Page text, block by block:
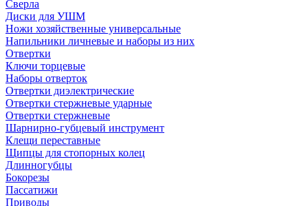
Сверла
Диски для УШМ
Ножи хозяйственные универсальные
Напильники личневые и наборы из них
Отвертки
Ключи торцевые
Наборы отверток
Отвертки диэлектрические
Отвертки стержневые ударные
Отвертки стержневые
Шарнирно-губцевый инструмент
Клещи переставные
Щипцы для стопорных колец
Длинногубцы
Бокорезы
Пассатижи
Приводы